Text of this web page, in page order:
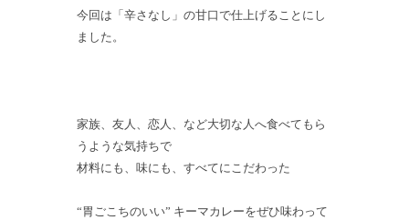
今回は「辛さなし」の甘口で仕上げることにし
ました。
家族、友人、恋人、など大切な人へ食べてもら
うような気持ちで
材料にも、味にも、すべてにこだわった
“胃ごこちのいい” キーマカレーをぜひ味わって